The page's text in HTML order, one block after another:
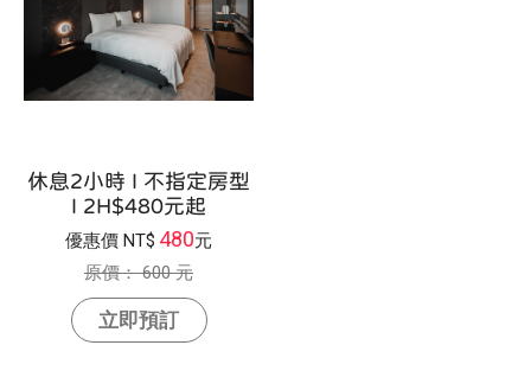
休息2小時 I 不指定房型
I 2H$480元起
優惠價 NT$ 480元
原價：600 元
立即預訂